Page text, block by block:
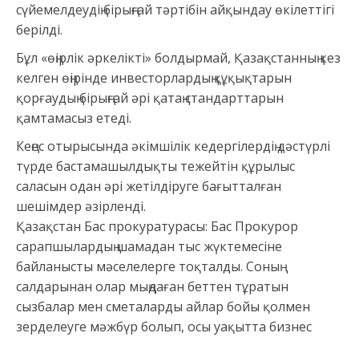
сүйемелдеудің бірыңғай тәртібін айқындау өкілеттігі
берілді.
Бұл «өңірлік әркелікті» болдырмай, Қазақстанның кез
келген өңірінде инвесторлардың құқықтарын
қорғаудың бірыңғай әрі қатаң стандарттарын
қамтамасыз етеді.
Кеңес отырысында әкімшілік кедергілердің дәстүрлі
түрде бастамашылдықты тежейтін құрылыс
саласын одан әрі жетілдіруге бағытталған
шешімдер әзірленді.
Қазақстан Бас прокуратурасы: Бас Прокурор
сарапшылардың шамадан тыс жүктемесіне
байланысты мәселелерге тоқталды. Соның
салдарынан олар мыңдаған беттен тұратын
сызбалар мен сметаларды айлар бойы қолмен
зерделеуге мәжбүр болып, осы уақытта бизнес